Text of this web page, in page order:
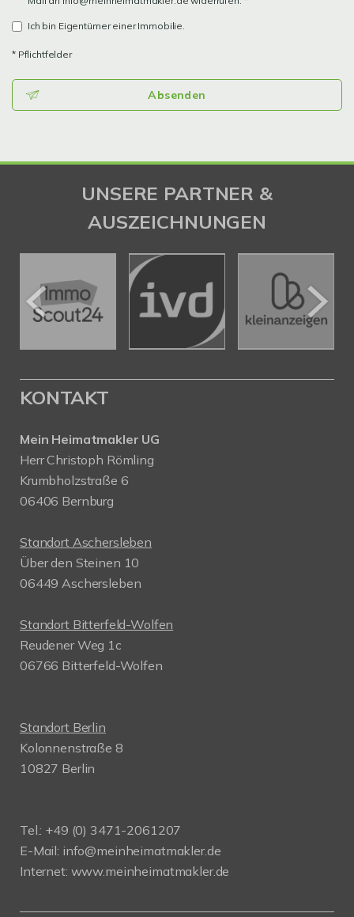
Ich bin Eigentümer einer Immobilie.
* Pflichtfelder
Absenden
UNSERE PARTNER &
AUSZEICHNUNGEN
KONTAKT
Mein Heimatmakler UG
Herr Christoph Römling
Krumbholzstraße 6
06406 Bernburg
Standort Aschersleben
Über den Steinen 10
06449 Aschersleben
Standort Bitterfeld-Wolfen
Reudener Weg 1c
06766 Bitterfeld-Wolfen
Standort Berlin
Kolonnenstraße 8
10827 Berlin
Tel.: +49 (0) 3471-2061207
E-Mail: info@meinheimatmakler.de
Internet: www.meinheimatmakler.de